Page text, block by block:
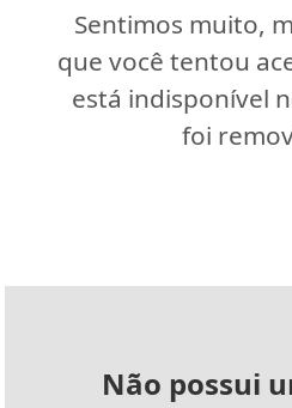
Sentimos muito,
que você tentou
está indisponível
foi
Não possui